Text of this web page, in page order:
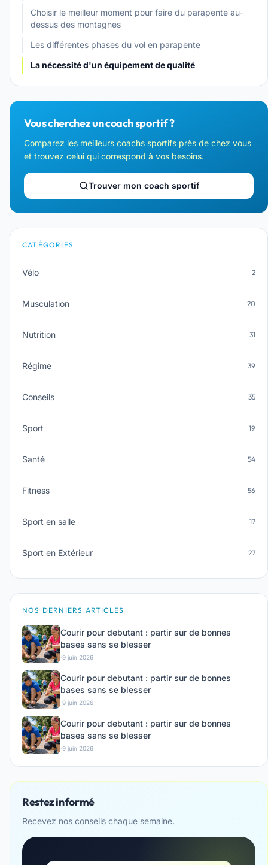
Choisir le meilleur moment pour faire du parapente au-
dessus des montagnes
Les différentes phases du vol en parapente
La nécessité d'un équipement de qualité
Vous cherchez un coach sportif ?
Comparez les meilleurs coachs sportifs près de chez vous
et trouvez celui qui correspond à vos besoins.
Trouver mon coach sportif
CATÉGORIES
Vélo 2
Musculation 20
Nutrition 31
Régime 39
Conseils 35
Sport 19
Santé 54
Fitness 56
Sport en salle 17
Sport en Extérieur 27
NOS DERNIERS ARTICLES
Courir pour debutant : partir sur de bonnes
bases sans se blesser
·9 juin 2026
Courir pour debutant : partir sur de bonnes
bases sans se blesser
·9 juin 2026
Courir pour debutant : partir sur de bonnes
bases sans se blesser
·9 juin 2026
Restez informé
Recevez nos conseils chaque semaine.